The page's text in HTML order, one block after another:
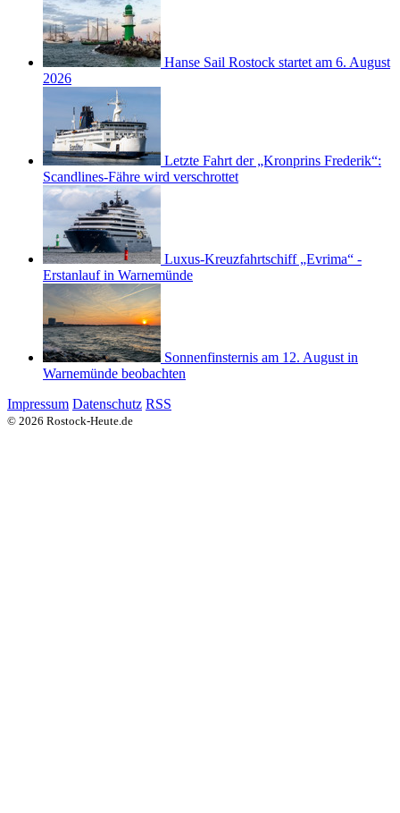
Hanse Sail Rostock startet am 6. August
2026
Letzte Fahrt der „Kronprins Frederik“:
Scandlines-Fähre wird verschrottet
Luxus-Kreuzfahrtschiff „Evrima“ -
Erstanlauf in Warnemünde
Sonnenfinsternis am 12. August in
Warnemünde beobachten
Impressum Datenschutz RSS
© 2026 Rostock-Heute.de